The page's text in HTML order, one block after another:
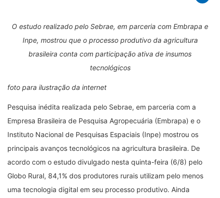
O estudo realizado pelo Sebrae, em parceria com Embrapa e
Inpe, mostrou que o processo produtivo da agricultura
brasileira conta com participação ativa de insumos
tecnológicos
foto para ilustração da internet
Pesquisa inédita realizada pelo Sebrae, em parceria com a
Empresa Brasileira de Pesquisa Agropecuária (Embrapa) e o
Instituto Nacional de Pesquisas Espaciais (Inpe) mostrou os
principais avanços tecnológicos na agricultura brasileira. De
acordo com o estudo divulgado nesta quinta-feira (6/8) pelo
Globo Rural, 84,1% dos produtores rurais utilizam pelo menos
uma tecnologia digital em seu processo produtivo. Ainda